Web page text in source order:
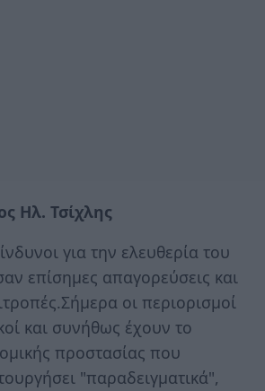
Ηλ. Τσίχλης
για την ελευθερία του
επίσημες απαγορεύσεις και
οι περιορισμοί
και συνήθως έχουν το
προστασίας που
"παραδειγματικά",